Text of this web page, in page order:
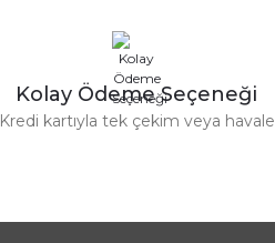
Kolay Ödeme Seçeneği
Kredi kartıyla tek çekim veya havale